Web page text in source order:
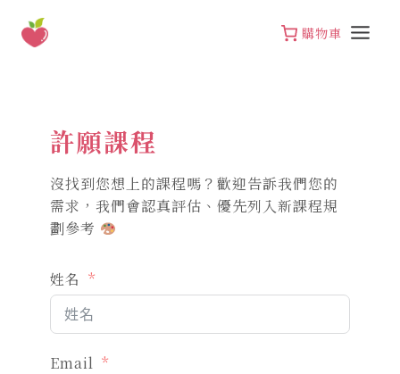
購物車
許願課程
沒找到您想上的課程嗎？歡迎告訴我們您的
需求，我們會認真評估、優先列入新課程規
劃參考
姓名
Email